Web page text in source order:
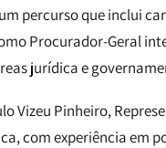
percurso que inclui
Procurador-Geral
jurídica e
Vizeu Pinheiro,
com experiência em